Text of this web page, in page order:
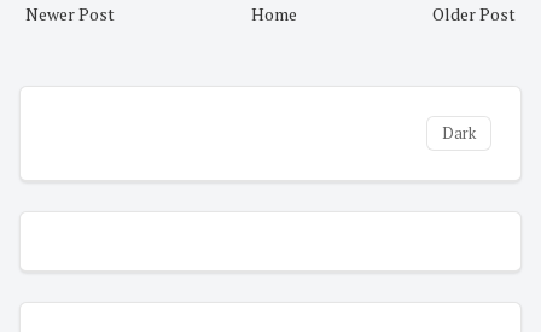
Newer Post Older Post
Home
Dark